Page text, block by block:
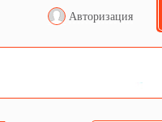
Авторизация